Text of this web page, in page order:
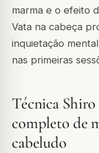
marma e o efeito
Vata na cabeça
inquietação
nas primeiras
Técnica
completo de
cabeludo